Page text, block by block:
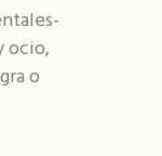
ocio,
o